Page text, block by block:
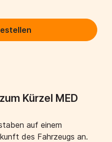
Kürzel MED
auf einem
des Fahrzeugs an.